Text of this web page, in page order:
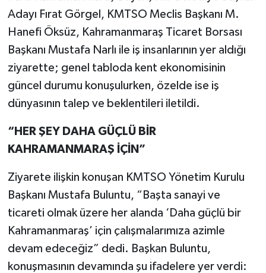
Adayı Fırat Görgel, KMTSO Meclis Başkanı M.
Hanefi Öksüz, Kahramanmaraş Ticaret Borsası
Başkanı Mustafa Narlı ile iş insanlarının yer aldığı
ziyarette; genel tabloda kent ekonomisinin
güncel durumu konuşulurken, özelde ise iş
dünyasının talep ve beklentileri iletildi.
“HER ŞEY DAHA GÜÇLÜ BİR
KAHRAMANMARAŞ İÇİN”
Ziyarete ilişkin konuşan KMTSO Yönetim Kurulu
Başkanı Mustafa Buluntu, “Başta sanayi ve
ticareti olmak üzere her alanda ‘Daha güçlü bir
Kahramanmaraş’ için çalışmalarımıza azimle
devam edeceğiz” dedi. Başkan Buluntu,
konuşmasının devamında şu ifadelere yer verdi: